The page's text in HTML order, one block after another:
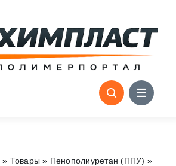
» Товары » Пенополиуретан (ППУ) »